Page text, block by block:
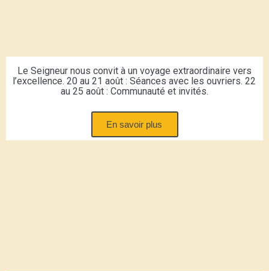
Le Seigneur nous convit à un voyage extraordinaire vers
l’excellence. 20 au 21 août : Séances avec les ouvriers. 22
au 25 août : Communauté et invités.
En savoir plus